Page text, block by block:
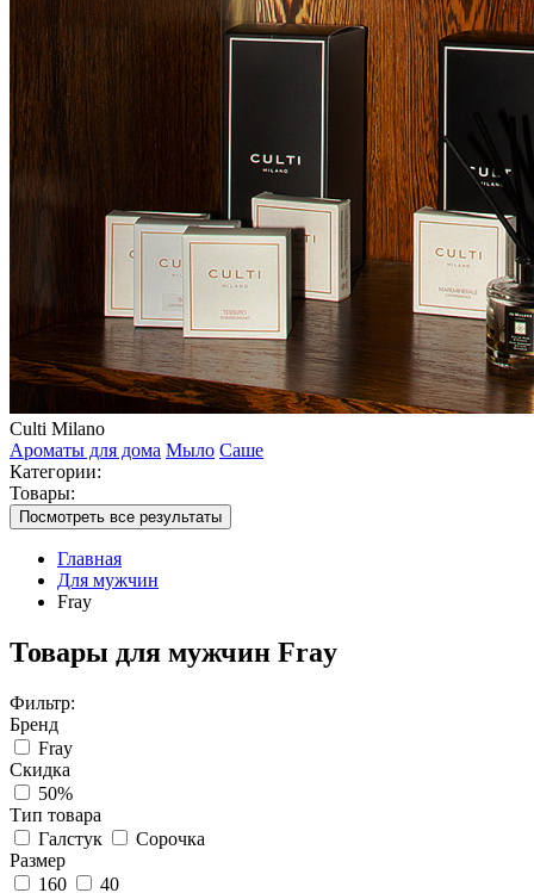
Culti Milano
Ароматы для дома Мыло Саше
Категории:
Товары:
Посмотреть все результаты
Главная
Для мужчин
Fray
Товары для мужчин Fray
Фильтр:
Бренд
Fray
Скидка
50%
Тип товара
Галстук
Сорочка
Размер
160
40